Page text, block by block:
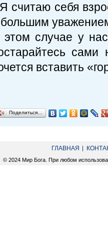
считаю себя
случае у
вставить
Поделиться…
ГЛАВНАЯ
© 2024 Мир Бога. При любом